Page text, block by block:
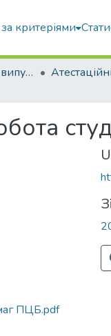
критеріями
Атестаційні роботи випускників
ПЦБ.pdf